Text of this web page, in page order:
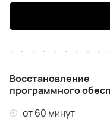
Восстановление
программного
от 60 минут